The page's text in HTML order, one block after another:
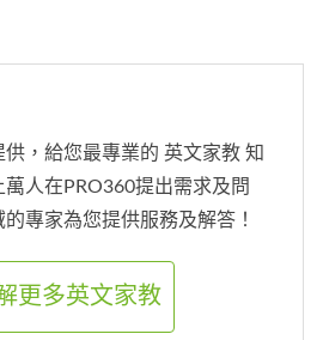
供，給您最專業的 英文家教 知
人在PRO360提出需求及問
專家為您提供服務及解答！
更多英文家教